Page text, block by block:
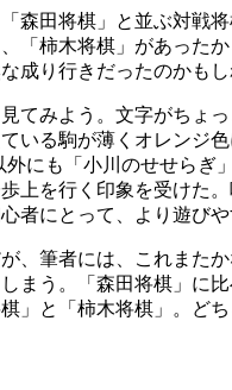
森田将棋」と並ぶ対戦
「柿木将棋」があった
成り行きだったのかもし
てみよう。文字がちょ
いる駒が薄くオレンジ
にも「小川のせせらぎ
上を行く印象を受けた
者にとって、より遊びや
、筆者には、これまた
まう。「森田将棋」に
」と「柿木将棋」。ど